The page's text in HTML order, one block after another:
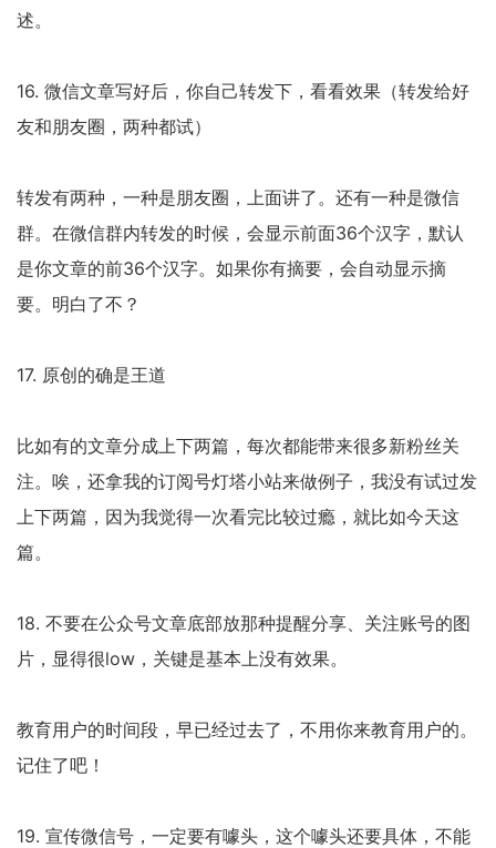
述。
16. 微信文章写好后，你自己转发下，看看效果（转发给好
友和朋友圈，两种都试）
转发有两种，一种是朋友圈，上面讲了。还有一种是微信
群。在微信群内转发的时候，会显示前面36个汉字，默认
是你文章的前36个汉字。如果你有摘要，会自动显示摘
要。明白了不？
17. 原创的确是王道
比如有的文章分成上下两篇，每次都能带来很多新粉丝关
注。唉，还拿我的订阅号灯塔小站来做例子，我没有试过发
上下两篇，因为我觉得一次看完比较过瘾，就比如今天这
篇。
18. 不要在公众号文章底部放那种提醒分享、关注账号的图
片，显得很low，关键是基本上没有效果。
教育用户的时间段，早已经过去了，不用你来教育用户的。
记住了吧！
19. 宣传微信号，一定要有噱头，这个噱头还要具体，不能